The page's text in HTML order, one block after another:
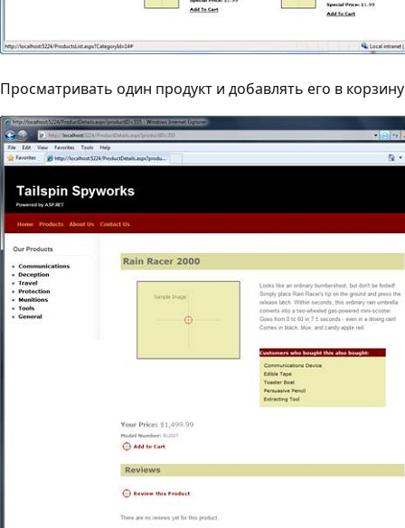
Просматривать один продукт и добавлять его в